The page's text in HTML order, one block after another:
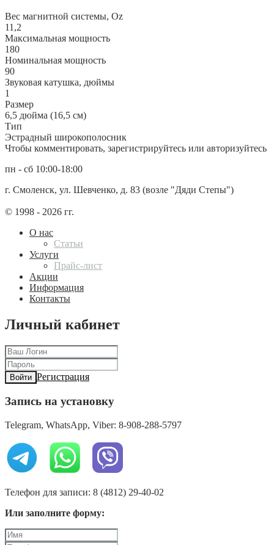
Вес магнитной системы, Oz
11,2
Максимальная мощность
180
Номинальная мощность
90
Звуковая катушка, дюймы
1
Размер
6,5 дюйма (16,5 см)
Тип
Эстрадный широкополосник
Чтобы комментировать, зарегистрируйтесь или авторизуйтесь
пн - сб 10:00-18:00
г. Смоленск, ул. Шевченко, д. 83 (возле "Дяди Степы")
© 1998 - 2026 гг.
О нас
Статьи
Услуги
Прайс-лист
Акции
Информация
Контакты
Личный кабинет
Войти Регистрация
Запись на установку
Telegram, WhatsApp, Viber: 8-908-288-5797
Телефон для записи: 8 (4812) 29-40-02
Или заполните форму: